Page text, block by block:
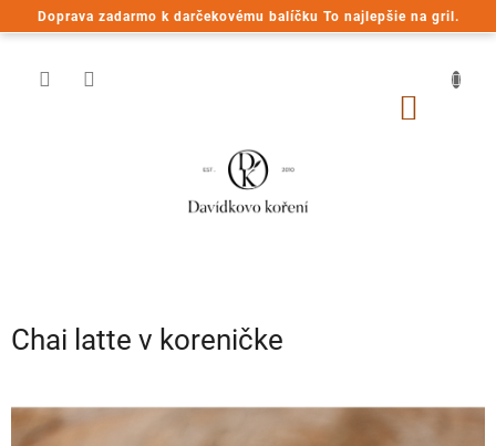
Doprava zadarmo k darčekovému balíčku To najlepšie na gril.
Prejsť
na
Chai latte v koreničke